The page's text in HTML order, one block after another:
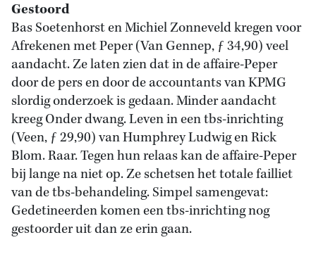
Gestoord
Bas Soetenhorst en Michiel Zonneveld kregen voor
Afrekenen met Peper (Van Gennep, ƒ 34,90) veel
aandacht. Ze laten zien dat in de affaire-Peper
door de pers en door de accountants van KPMG
slordig onderzoek is gedaan. Minder aandacht
kreeg Onder dwang. Leven in een tbs-inrichting
(Veen, ƒ 29,90) van Humphrey Ludwig en Rick
Blom. Raar. Tegen hun relaas kan de affaire-Peper
bij lange na niet op. Ze schetsen het totale failliet
van de tbs-behandeling. Simpel samengevat:
Gedetineerden komen een tbs-inrichting nog
gestoorder uit dan ze erin gaan.